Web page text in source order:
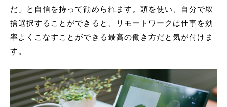
だ」と自信を持って勧められます。頭を使い、自分で取
捨選択することができると、リモートワークは仕事を効
率よくこなすことができる最高の働き方だと気が付けま
す。